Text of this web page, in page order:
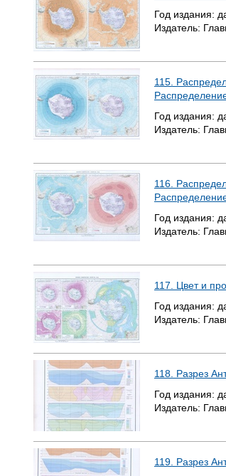
Год издания:
Издатель:
115.
Год издания:
Издатель:
116.
Год издания:
Издатель:
117. Цвет и
Год издания:
Издатель:
118. Разрез
Год издания:
Издатель:
119. Разрез